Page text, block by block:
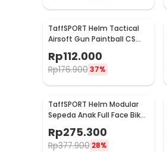
TaffSPORT Helm Tactical
Airsoft Gun Paintball CS
Rp112.000
Rp176.900 37%
TaffSPORT Helm Modular
Sepeda Anak Full Face Bike
Size S - K20
Rp275.300
Rp377.900 28%